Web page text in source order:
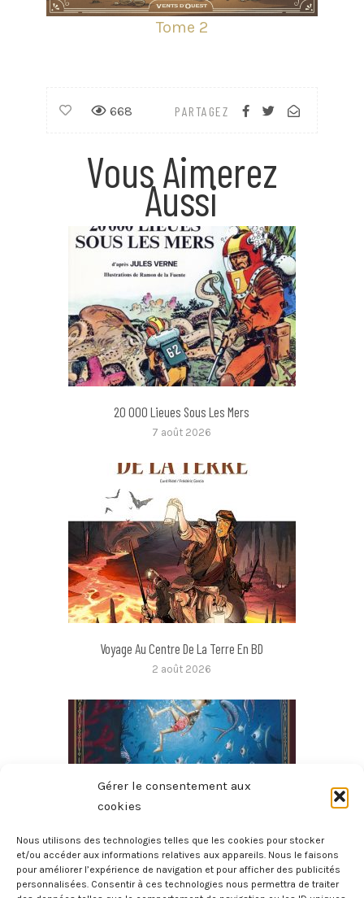
Gérer le consentement aux
cookies
Nous utilisons des technologies telles que les cookies pour stocker
et/ou accéder aux informations relatives aux appareils. Nous le faisons
pour améliorer l’expérience de navigation et pour afficher des publicités
personnalisées. Consentir à ces technologies nous permettra de traiter
Tome 2
PARTAGEZ
668
Vous Aimerez
Aussi
20 000 Lieues Sous Les Mers
7 août 2026
Voyage Au Centre De La Terre En BD
2 août 2026
Les Aventures De Pinocchio